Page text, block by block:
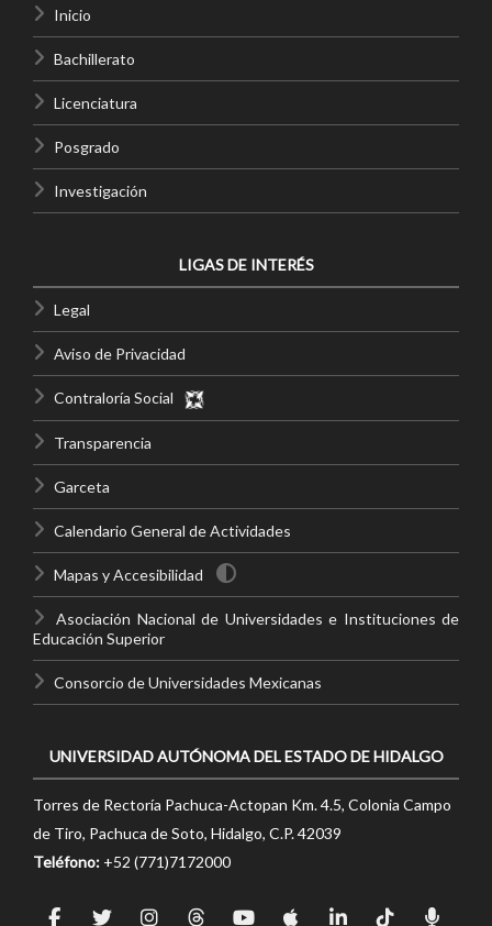
Inicio
Bachillerato
Licenciatura
Posgrado
Investigación
LIGAS DE INTERÉS
Legal
Aviso de Privacidad
Contraloría Social
Transparencia
Garceta
Calendario General de Actividades
Mapas y Accesibilidad
Asociación Nacional de Universidades e Instituciones de
Educación Superior
Consorcio de Universidades Mexicanas
UNIVERSIDAD AUTÓNOMA DEL ESTADO DE HIDALGO
Torres de Rectoría Pachuca-Actopan Km. 4.5, Colonia Campo
de Tiro, Pachuca de Soto, Hidalgo, C.P. 42039
Teléfono: +52 (771)7172000